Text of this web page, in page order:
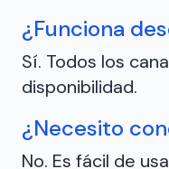
¿Funciona
Sí. Todos los
disponibilidad.
¿Necesito
No. Es fácil de